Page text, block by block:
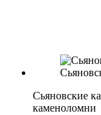
Сьяновские
каменоломни